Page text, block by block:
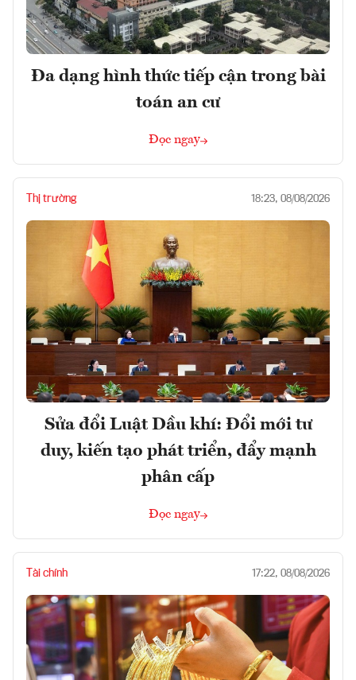
Đa dạng hình thức tiếp cận trong bài
toán an cư
Đọc ngay
Thị trường 18:23, 08/08/2026
Sửa đổi Luật Dầu khí: Đổi mới tư
duy, kiến tạo phát triển, đẩy mạnh
phân cấp
Đọc ngay
Tài chính 17:22, 08/08/2026